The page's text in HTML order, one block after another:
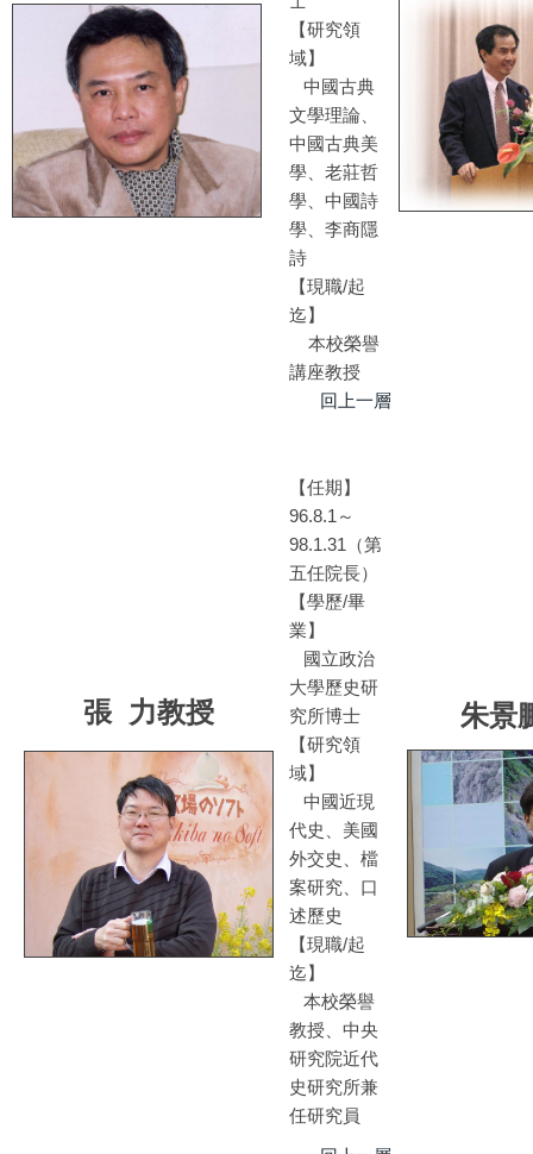
【研究領
域】
中國古典
文學理論、
中國古典美
學、老莊哲
學、中國詩
學、李商隱
詩
【現職/起
迄】
本校榮譽
講座教授
回上一層
張 力教授
【任期】
96.8.1～
98.1.31（第
五任院長）
【學歷/畢
業】
國立政治
大學歷史研
究所博士
【研究領
域】
中國近現
代史、美國
外交史、檔
案研究、口
述歷史
【現職/起
迄】
本校榮譽
教授、中央
研究院近代
史研究所兼
任研究員
朱景